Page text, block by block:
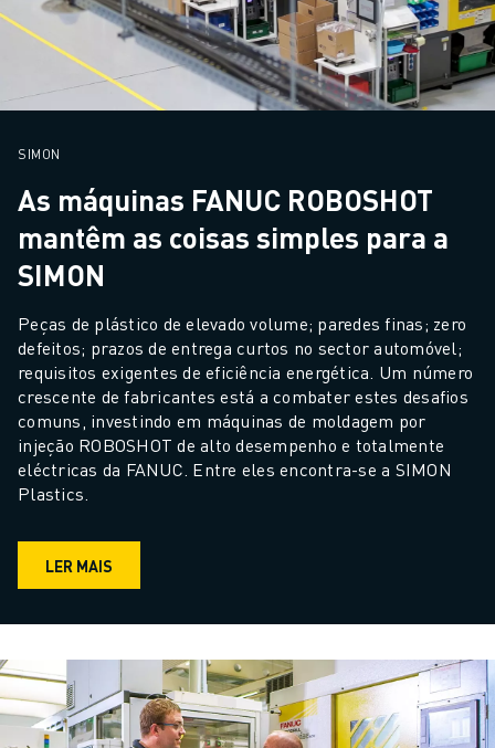
SIMON
As máquinas FANUC ROBOSHOT
mantêm as coisas simples para a
SIMON
Peças de plástico de elevado volume; paredes finas; zero
defeitos; prazos de entrega curtos no sector automóvel;
requisitos exigentes de eficiência energética. Um número
crescente de fabricantes está a combater estes desafios
comuns, investindo em máquinas de moldagem por
injeção ROBOSHOT de alto desempenho e totalmente
eléctricas da FANUC. Entre eles encontra-se a SIMON
Plastics.
LER MAIS